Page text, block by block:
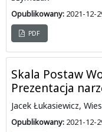
Opublikowany: 2021-12-
PDF
Skala Postaw
Prezentacja
Jacek Łukasiewicz,
Opublikowany: 2021-12-